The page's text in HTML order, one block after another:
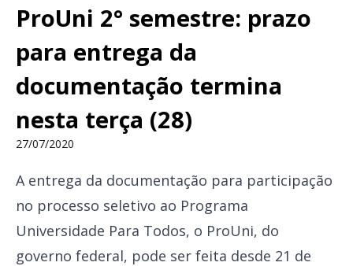
ProUni 2° semestre: prazo
para entrega da
documentação termina
nesta terça (28)
27/07/2020
A entrega da documentação para participação
no processo seletivo ao Programa
Universidade Para Todos, o ProUni, do
governo federal, pode ser feita desde 21 de